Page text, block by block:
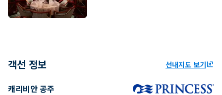
객선 정보 선내지도 보기ungroup
캐리비안 공주